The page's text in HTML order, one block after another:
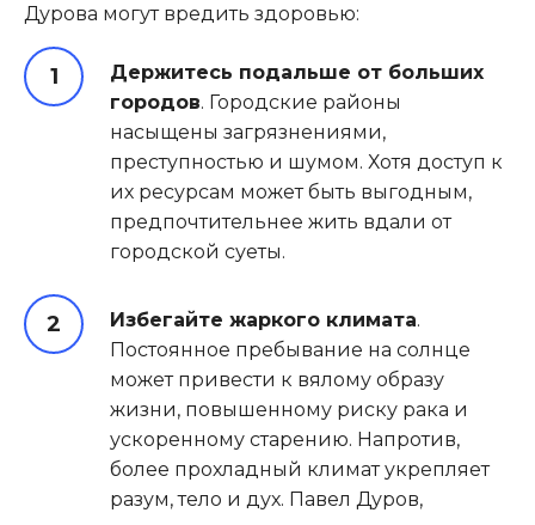
Дурова могут вредить здоровью:
Держитесь подальше от больших
городов. Городские районы
насыщены загрязнениями,
преступностью и шумом. Хотя доступ к
их ресурсам может быть выгодным,
предпочтительнее жить вдали от
городской суеты.
Избегайте жаркого климата.
Постоянное пребывание на солнце
может привести к вялому образу
жизни, повышенному риску рака и
ускоренному старению. Напротив,
более прохладный климат укрепляет
разум, тело и дух. Павел Дуров,